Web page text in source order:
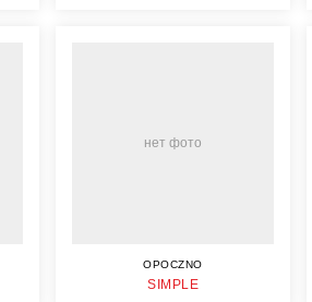
нет фото
OPOCZNO
SIMPLE